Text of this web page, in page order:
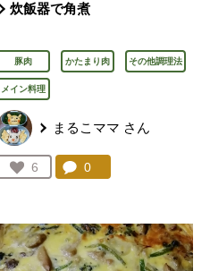
炊飯器で角煮
豚肉 かたまり肉 その他調理法
メイン料理
まるこママ さん
お気に入り登録：
6
人が登録
コメント：
0件。コメントを見る。